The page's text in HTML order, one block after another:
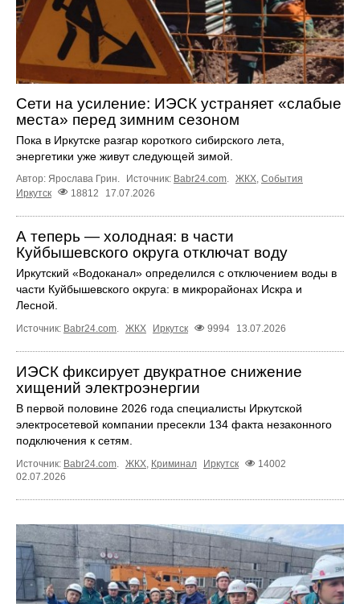
Сети на усиление: ИЭСК устраняет «слабые
места» перед зимним сезоном
Пока в Иркутске разгар короткого сибирского лета,
энергетики уже живут следующей зимой.
Автор: Ярослава Грин. Источник: Babr24.com. ЖКХ, События
Иркутск
18812 17.07.2026
А теперь — холодная: в части
Куйбышевского округа отключат воду
Иркутский «Водоканал» определился с отключением воды в
части Куйбышевского округа: в микрорайонах Искра и
Лесной.
Источник: Babr24.com ЖКХ Иркутск 9994 13.07.2026
ИЭСК фиксирует двукратное снижение
хищений электроэнергии
В первой половине 2026 года специалисты Иркутской
электросетевой компании пресекли 134 факта незаконного
подключения к сетям.
Источник: Babr24.com ЖКХ Криминал Иркутск
14002
02.07.2026